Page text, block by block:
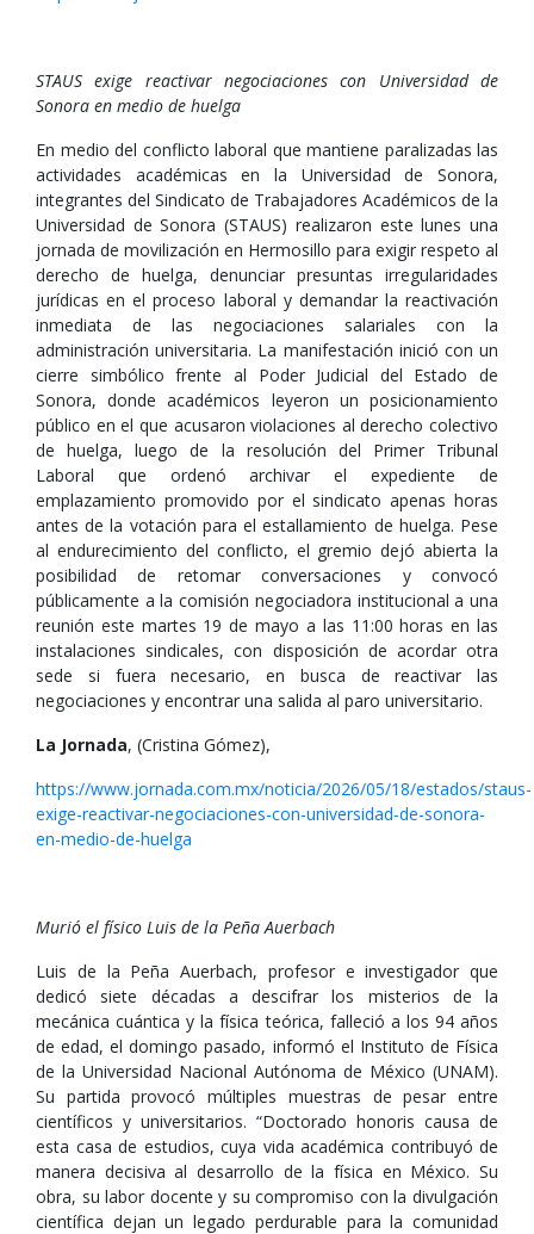
STAUS exige reactivar negociaciones con Universidad de
Sonora en medio de huelga
En medio del conflicto laboral que mantiene paralizadas las
actividades académicas en la Universidad de Sonora,
integrantes del Sindicato de Trabajadores Académicos de la
Universidad de Sonora (STAUS) realizaron este lunes una
jornada de movilización en Hermosillo para exigir respeto al
derecho de huelga, denunciar presuntas irregularidades
jurídicas en el proceso laboral y demandar la reactivación
inmediata de las negociaciones salariales con la
administración universitaria. La manifestación inició con un
cierre simbólico frente al Poder Judicial del Estado de
Sonora, donde académicos leyeron un posicionamiento
público en el que acusaron violaciones al derecho colectivo
de huelga, luego de la resolución del Primer Tribunal
Laboral que ordenó archivar el expediente de
emplazamiento promovido por el sindicato apenas horas
antes de la votación para el estallamiento de huelga. Pese
al endurecimiento del conflicto, el gremio dejó abierta la
posibilidad de retomar conversaciones y convocó
públicamente a la comisión negociadora institucional a una
reunión este martes 19 de mayo a las 11:00 horas en las
instalaciones sindicales, con disposición de acordar otra
sede si fuera necesario, en busca de reactivar las
negociaciones y encontrar una salida al paro universitario.
La Jornada, (Cristina Gómez),
https://www.jornada.com.mx/noticia/2026/05/18/estados/staus-
exige-reactivar-negociaciones-con-universidad-de-sonora-
en-medio-de-huelga
Murió el físico Luis de la Peña Auerbach
Luis de la Peña Auerbach, profesor e investigador que
dedicó siete décadas a descifrar los misterios de la
mecánica cuántica y la física teórica, falleció a los 94 años
de edad, el domingo pasado, informó el Instituto de Física
de la Universidad Nacional Autónoma de México (UNAM).
Su partida provocó múltiples muestras de pesar entre
científicos y universitarios. “Doctorado honoris causa de
esta casa de estudios, cuya vida académica contribuyó de
manera decisiva al desarrollo de la física en México. Su
obra, su labor docente y su compromiso con la divulgación
científica dejan un legado perdurable para la comunidad